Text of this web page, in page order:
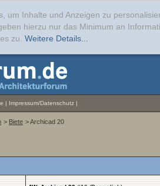
um Inhalte und Anzeigen zu
hierzu nur das Minimum an
zu. Weitere Details...
| Impressum/Datenschutz |
> Biete > Archicad 20